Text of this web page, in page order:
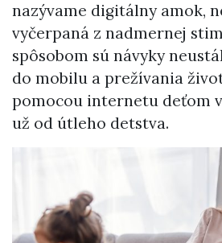
nazývame digitálny amok,
vyčerpaná z nadmernej
spôsobom sú návyky
do mobilu a prežívania
pomocou internetu deťom
už od útleho detstva.